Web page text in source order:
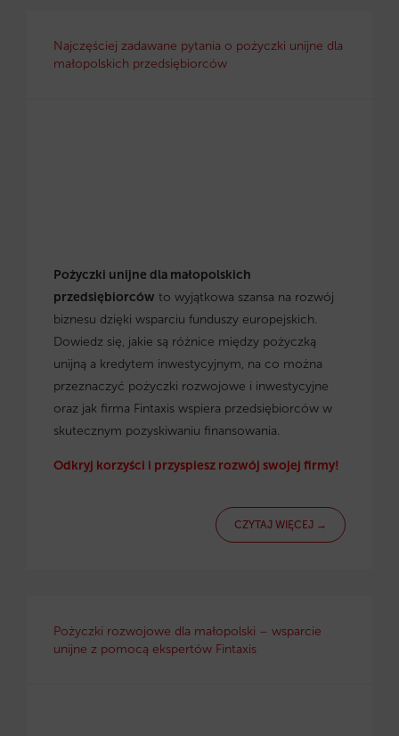
Najczęściej zadawane pytania o pożyczki unijne dla
małopolskich przedsiębiorców
Pożyczki unijne dla małopolskich
przedsiębiorców to wyjątkowa szansa na rozwój
biznesu dzięki wsparciu funduszy europejskich.
Dowiedz się, jakie są różnice między pożyczką
unijną a kredytem inwestycyjnym, na co można
przeznaczyć pożyczki rozwojowe i inwestycyjne
oraz jak firma Fintaxis wspiera przedsiębiorców w
skutecznym pozyskiwaniu finansowania.
Odkryj korzyści i przyspiesz rozwój swojej firmy!
CZYTAJ WIĘCEJ →
Pożyczki rozwojowe dla małopolski – wsparcie
unijne z pomocą ekspertów Fintaxis